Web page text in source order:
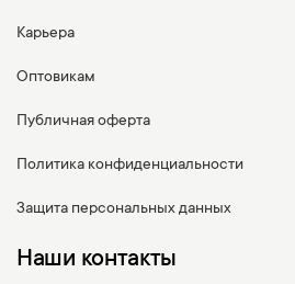
Карьера
Оптовикам
Публичная оферта
Политика конфиденциальности
Защита персональных данных
Наши контакты